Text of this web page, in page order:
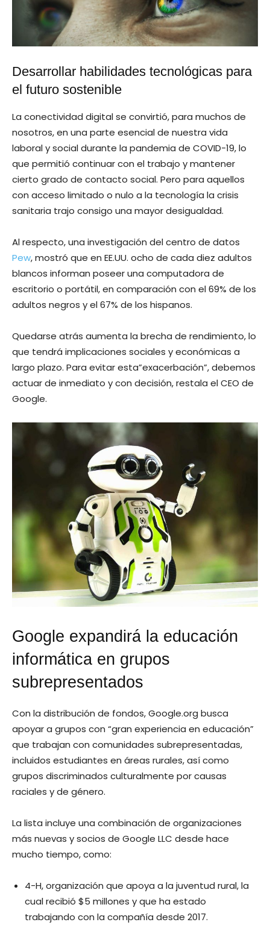
Desarrollar habilidades tecnológicas para
el futuro sostenible
La conectividad digital se convirtió, para muchos de
nosotros, en una parte esencial de nuestra vida
laboral y social durante la pandemia de COVID-19, lo
que permitió continuar con el trabajo y mantener
cierto grado de contacto social. Pero para aquellos
con acceso limitado o nulo a la tecnología la crisis
sanitaria trajo consigo una mayor desigualdad.
Al respecto, una investigación del centro de datos
Pew, mostró que en EE.UU. ocho de cada diez adultos
blancos informan poseer una computadora de
escritorio o portátil, en comparación con el 69% de los
adultos negros y el 67% de los hispanos.
Quedarse atrás aumenta la brecha de rendimiento, lo
que tendrá implicaciones sociales y económicas a
largo plazo. Para evitar esta”exacerbación”, debemos
actuar de inmediato y con decisión, restala el CEO de
Google.
Google expandirá la educación
informática en grupos
subrepresentados
Con la distribución de fondos, Google.org busca
apoyar a grupos con “gran experiencia en educación”
que trabajan con comunidades subrepresentadas,
incluidos estudiantes en áreas rurales, así como
grupos discriminados culturalmente por causas
raciales y de género.
La lista incluye una combinación de organizaciones
más nuevas y socios de Google LLC desde hace
mucho tiempo, como:
4-H, organización que apoya a la juventud rural, la
cual recibió $5 millones y que ha estado
trabajando con la compañía desde 2017.